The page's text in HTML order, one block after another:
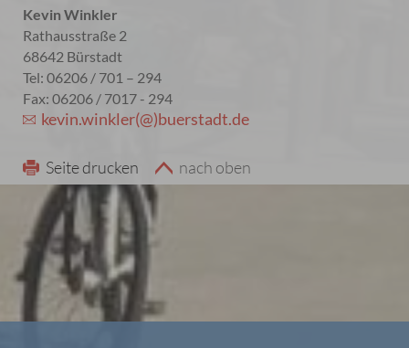
Kevin Winkler
Rathausstraße 2
68642 Bürstadt
Tel: 06206 / 701 – 294
Fax: 06206 / 7017 - 294
kevin.winkler(@)buerstadt.de
Seite drucken nach oben